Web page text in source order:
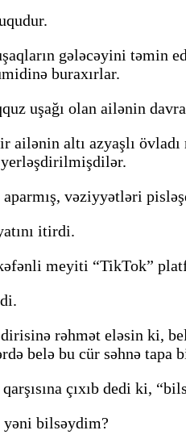
gələcəyini
buraxırlar.
uşağı olan ailənin
ailənin altı azyaşlı
yerləşdirilmişdilər.
aparmış, vəziyyətləri
itirdi.
meyiti “TikTok”
rəhmət eləsin ki,
belə bu cür səhnə tapa
çıxıb dedi ki,
yəni bilsəydim?